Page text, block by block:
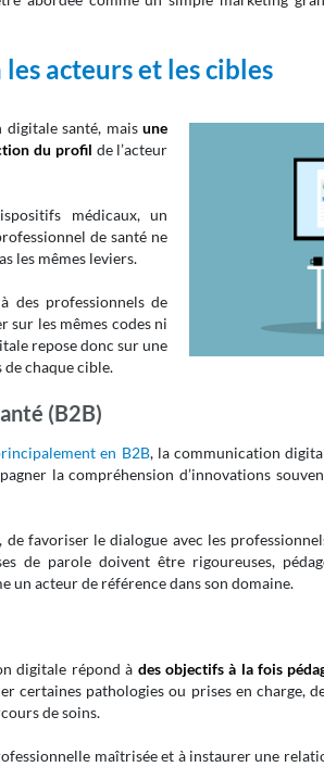
acteurs et les cibles
digitale santé, maisune
du profil de l’acteur
médicaux, un
de santé ne
les mêmes leviers.
des professionnels de
sur les mêmes codes ni
repose donc sur une
de chaque cible.
(B2B)
en B2B, la communication
la compréhension d’innovations
favoriser le dialogue avec les
de parole doivent être rigoureuses,
un acteur de référence dans son domaine.
digitale répond à des objectifs à la fois
certaines pathologies ou prises en charge,
de soins.
maîtrisée et à instaurer une